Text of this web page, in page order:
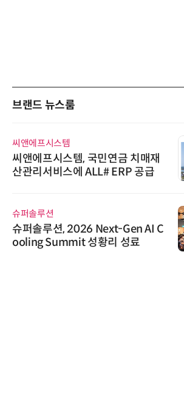
브랜드 뉴스룸
씨앤에프시스템
씨앤에프시스템, 국민연금 치매재
산관리서비스에 ALL# ERP 공급
슈퍼솔루션
슈퍼솔루션, 2026 Next-Gen AI C
ooling Summit 성황리 성료